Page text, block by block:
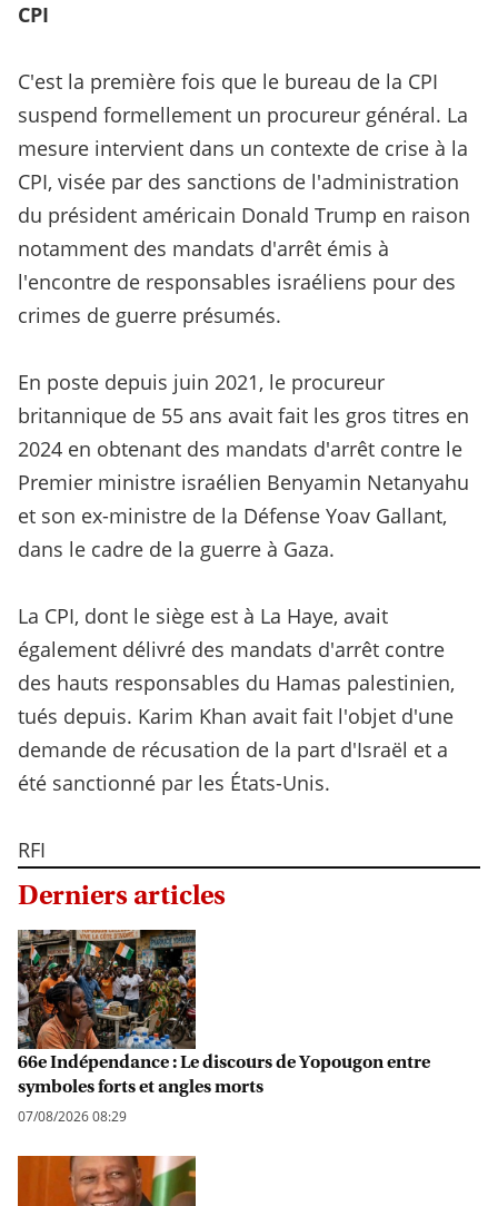
CPI
C'est la première fois que le bureau de la CPI
suspend formellement un procureur général. La
mesure intervient dans un contexte de crise à la
CPI, visée par des sanctions de l'administration
du président américain Donald Trump en raison
notamment ⁠des mandats d'arrêt émis à
l'encontre de responsables israéliens pour des
crimes de guerre présumés.
En poste depuis juin 2021, le procureur
britannique de 55 ans avait fait les gros titres en
2024 en obtenant des mandats d'arrêt contre le
Premier ministre israélien Benyamin Netanyahu
et son ex-ministre de la Défense Yoav Gallant,
dans le cadre de la guerre à Gaza.
La CPI, dont le siège est à La Haye, avait
également délivré des mandats d'arrêt contre
des hauts responsables du Hamas palestinien,
tués depuis. Karim Khan avait fait l'objet d'une
demande de récusation de la part d'Israël et a
été sanctionné par les États-Unis.
RFI
Derniers articles
66e Indépendance : Le discours de Yopougon entre
symboles forts et angles morts
07/08/2026 08:29